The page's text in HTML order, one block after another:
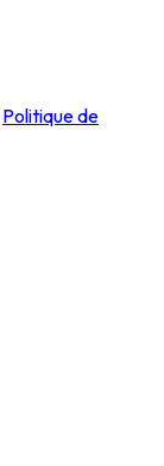
Politique de